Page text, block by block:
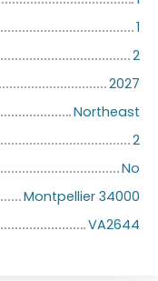
1
2
2027
Northeast
2
No
Montpellier 34000
VA2644